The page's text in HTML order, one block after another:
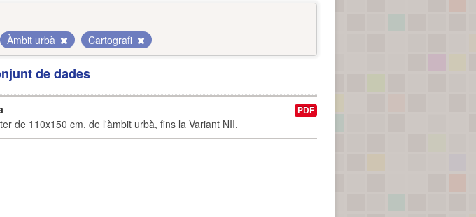
Àmbit urbà Cartografi
de dades
de 110x150 cm, de l'àmbit urbà, fins la Variant NII.
PDF